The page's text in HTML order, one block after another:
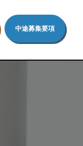
中途募集要項